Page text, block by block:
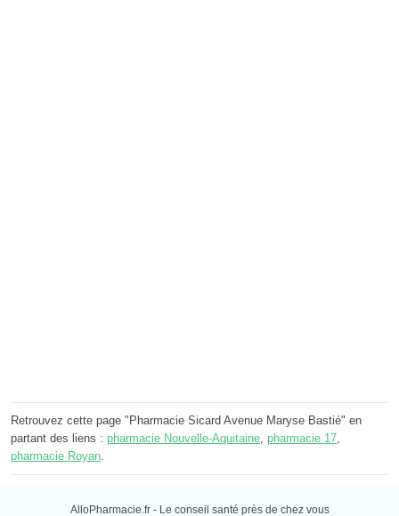
Retrouvez cette page "Pharmacie Sicard Avenue Maryse Bastié" en
partant des liens : pharmacie Nouvelle-Aquitaine pharmacie 17
pharmacie Royan
AlloPharmacie.fr - Le conseil santé près de chez vous